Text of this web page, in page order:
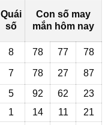
Quái
số
Con số may
mắn hôm nay
8 78 77 78
7 78 27 87
5 92 62
23
1 14 11 21